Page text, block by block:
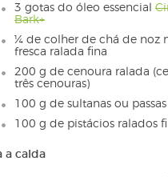
3 gotas do óleo essencial
Bark+
¼ de colher de chá de noz
fresca ralada fina
200 g de cenoura ralada
três cenouras)
100 g de sultanas ou passas
100 g de pistácios ralados
a calda